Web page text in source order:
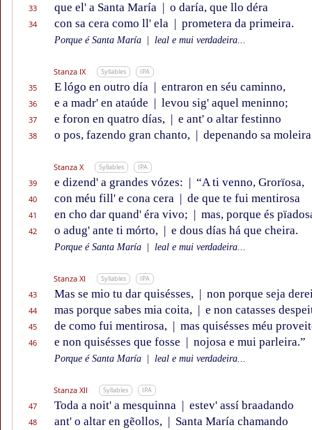
33 que el' a Santa María | o daría, que llo déra
34 con sa cera como ll' ela | prometera da primeira.
Porque é Santa María leal e mui verdadeira...
Stanza IX Syllables IPA
35 E lógo en outro día | entraron en séu caminno,
36 e a madr' en ataúde | levou sig' aquel meninno;
37 e foron en quatro días, | e ant' o altar festinno
38 o pos, fazendo gran chanto, | depenando sa moleira
Stanza X Syllables IPA
39 e dizend' a grandes vózes: | “A ti venno, Grorïosa,
40 con méu fill' e cona cera | de que te fui mentirosa
41 en cho dar quand' éra vivo; | mas, porque és
42 o adug' ante ti mórto, | e dous días há que cheira.
Porque é Santa María leal e mui verdadeira...
Stanza XI Syllables IPA
43 Mas se mio tu dar quisésses, | non porque seja
44 mas porque sabes mia coita, | e non catasses
45 de como fui mentirosa, | mas quisésses méu
46 e non quisésses que fosse | nojosa e mui parleira.”
Porque é Santa María leal e mui verdadeira...
Stanza XII Syllables IPA
47 Toda a noit' a mesquinna | estev' assí braadando
48 ant' o altar en gẽollos, | Santa María chamando